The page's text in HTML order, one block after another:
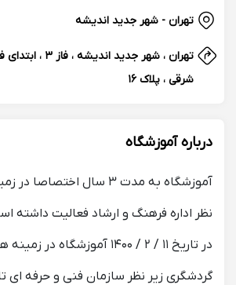
تهران - شهر جدید اندیشه
تهران ، شهر جدید
شرقی ، پلاک ۱۶
درباره آموزشگاه
آموزشگاه به مدت ۳ سال
نظر اداره فرهنگ‌ و ارشاد فعالیت داشته
در تاریخ ۱۱ / ۲ / ۱۴۰۰
گردشگری زیر نظر سازمان فنی و حرفه